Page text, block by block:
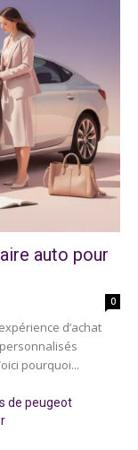
auto pour
0
d’achat
pourquoi...
de peugeot